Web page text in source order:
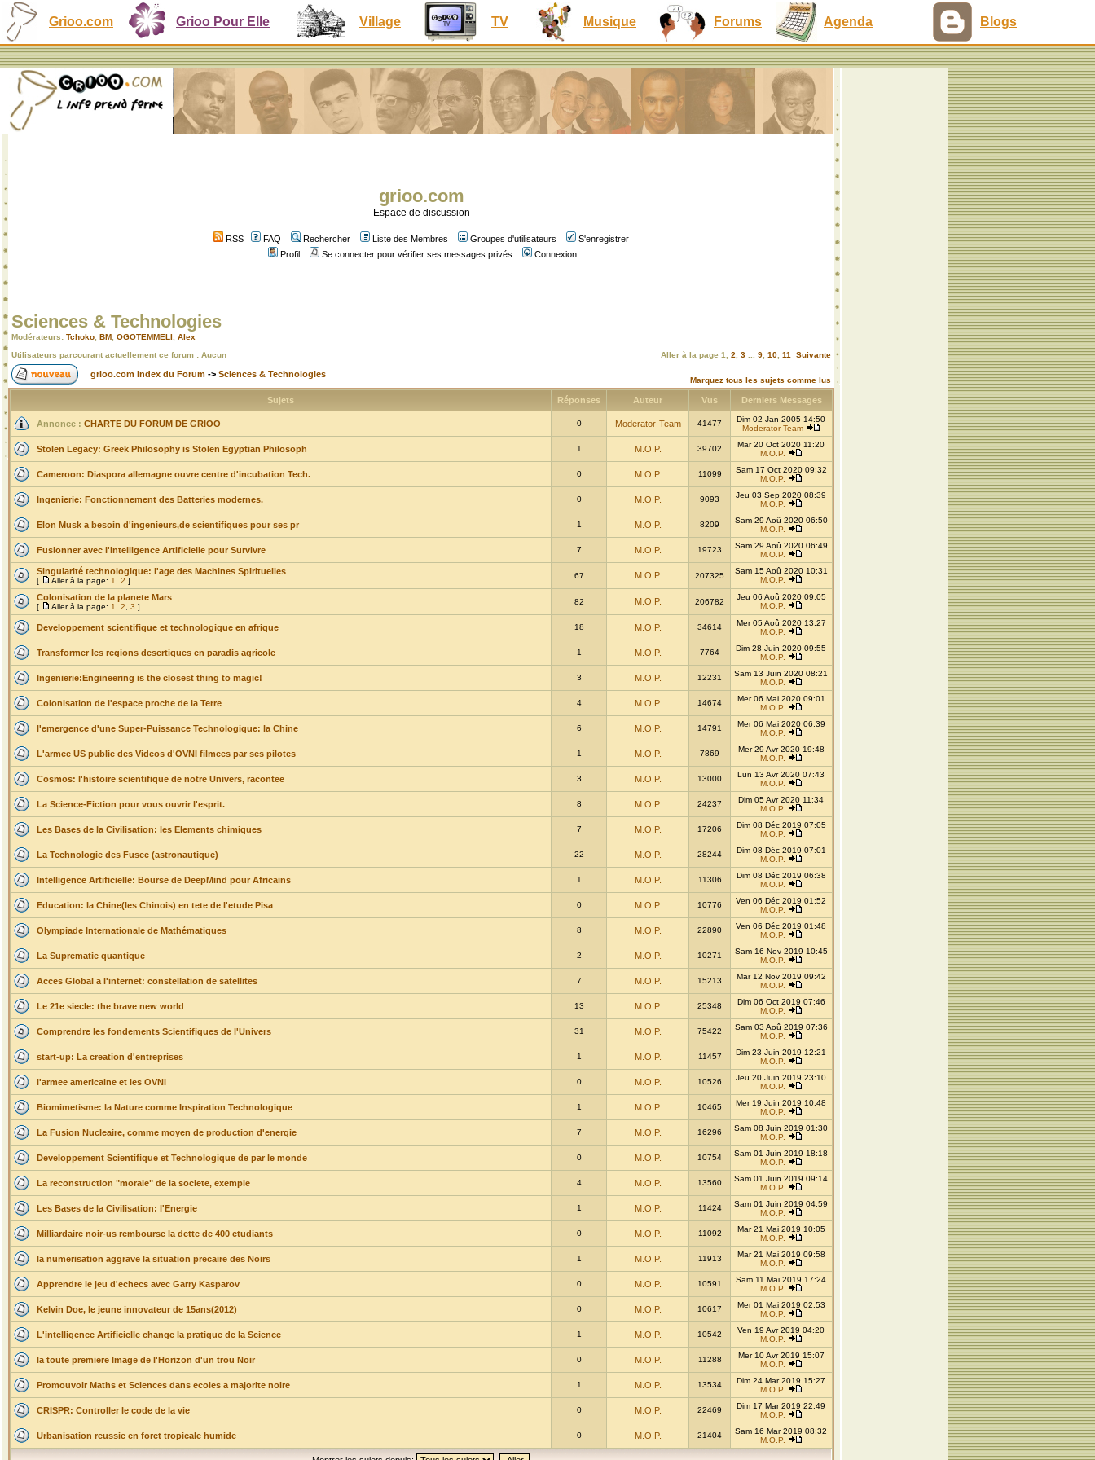
Grioo.com Grioo Pour Elle Village TV Musique Forums Agenda Blogs
grioo.com
Espace de discussion
RSS FAQ Rechercher Liste des Membres Groupes d'utilisateurs
S'enregistrer
Profil
Se connecter pour vérifier ses messages privés Connexion
Sciences & Technologies
Modérateurs: Tchoko BM OGOTEMMELI Alex
Utilisateurs parcourant actuellement ce forum : Aucun
Aller à la page 1 2 3 9 10 11 Suivante
grioo.com Index du Forum -> Sciences & Technologies
Marquez tous les sujets comme lus
Sujets Réponses Auteur Vus Derniers Messages
Annonce : CHARTE DU FORUM DE GRIOO 0 Moderator-Team 41477
Dim 02 Jan 2005 14:50
Moderator-Team
Stolen Legacy: Greek Philosophy is Stolen Egyptian Philosoph 1 M.O.P. 39702
Mar 20 Oct 2020 11:20
M.O.P.
Cameroon: Diaspora allemagne ouvre centre d'incubation Tech. 0 M.O.P. 11099
Sam 17 Oct 2020 09:32
M.O.P.
Ingenierie: Fonctionnement des Batteries modernes. 0 M.O.P. 9093
Jeu 03 Sep 2020 08:39
M.O.P.
Elon Musk a besoin d'ingenieurs,de scientifiques pour ses pr 1 M.O.P. 8209
Sam 29 Aoû 2020 06:50
M.O.P.
Fusionner avec l'Intelligence Artificielle pour Survivre 7 M.O.P. 19723
Sam 29 Aoû 2020 06:49
M.O.P.
Singularité technologique: l'age des Machines Spirituelles
[ Aller à la page: 1 2 ]
67 M.O.P. 207325
Sam 15 Aoû 2020 10:31
M.O.P.
Colonisation de la planete Mars
[ Aller à la page: 1 2 3 ]
82 M.O.P. 206782
Jeu 06 Aoû 2020 09:05
M.O.P.
Developpement scientifique et technologique en afrique 18 M.O.P. 34614
Mer 05 Aoû 2020 13:27
M.O.P.
Transformer les regions desertiques en paradis agricole 1 M.O.P. 7764
Dim 28 Juin 2020 09:55
M.O.P.
Ingenierie:Engineering is the closest thing to magic! 3 M.O.P. 12231
Sam 13 Juin 2020 08:21
M.O.P.
Colonisation de l'espace proche de la Terre 4 M.O.P. 14674
Mer 06 Mai 2020 09:01
M.O.P.
l'emergence d'une Super-Puissance Technologique: la Chine 6 M.O.P. 14791
Mer 06 Mai 2020 06:39
M.O.P.
L'armee US publie des Videos d'OVNI filmees par ses pilotes 1 M.O.P. 7869
Mer 29 Avr 2020 19:48
M.O.P.
Cosmos: l'histoire scientifique de notre Univers, racontee 3 M.O.P. 13000
Lun 13 Avr 2020 07:43
M.O.P.
La Science-Fiction pour vous ouvrir l'esprit. 8 M.O.P. 24237
Dim 05 Avr 2020 11:34
M.O.P.
Les Bases de la Civilisation: les Elements chimiques 7 M.O.P. 17206
Dim 08 Déc 2019 07:05
M.O.P.
La Technologie des Fusee (astronautique) 22 M.O.P. 28244
Dim 08 Déc 2019 07:01
M.O.P.
Intelligence Artificielle: Bourse de DeepMind pour Africains 1 M.O.P. 11306
Dim 08 Déc 2019 06:38
M.O.P.
Education: la Chine(les Chinois) en tete de l'etude Pisa 0 M.O.P. 10776
Ven 06 Déc 2019 01:52
M.O.P.
Olympiade Internationale de Mathématiques 8 M.O.P. 22890
Ven 06 Déc 2019 01:48
M.O.P.
La Suprematie quantique 2 M.O.P. 10271
Sam 16 Nov 2019 10:45
M.O.P.
Acces Global a l'internet: constellation de satellites 7 M.O.P. 15213
Mar 12 Nov 2019 09:42
M.O.P.
Le 21e siecle: the brave new world 13 M.O.P. 25348
Dim 06 Oct 2019 07:46
M.O.P.
Comprendre les fondements Scientifiques de l'Univers 31 M.O.P. 75422
Sam 03 Aoû 2019 07:36
M.O.P.
start-up: La creation d'entreprises 1 M.O.P. 11457
Dim 23 Juin 2019 12:21
M.O.P.
l'armee americaine et les OVNI 0 M.O.P. 10526
Jeu 20 Juin 2019 23:10
M.O.P.
Biomimetisme: la Nature comme Inspiration Technologique 1 M.O.P. 10465
Mer 19 Juin 2019 10:48
M.O.P.
La Fusion Nucleaire, comme moyen de production d'energie 7 M.O.P. 16296
Sam 08 Juin 2019 01:30
M.O.P.
Developpement Scientifique et Technologique de par le monde 0 M.O.P. 10754
Sam 01 Juin 2019 18:18
M.O.P.
La reconstruction "morale" de la societe, exemple 4 M.O.P. 13560
Sam 01 Juin 2019 09:14
M.O.P.
Les Bases de la Civilisation: l'Energie 1 M.O.P. 11424
Sam 01 Juin 2019 04:59
M.O.P.
Milliardaire noir-us rembourse la dette de 400 etudiants 0 M.O.P. 11092
Mar 21 Mai 2019 10:05
M.O.P.
la numerisation aggrave la situation precaire des Noirs 1 M.O.P. 11913
Mar 21 Mai 2019 09:58
M.O.P.
Apprendre le jeu d'echecs avec Garry Kasparov 0 M.O.P. 10591
Sam 11 Mai 2019 17:24
M.O.P.
Kelvin Doe, le jeune innovateur de 15ans(2012) 0 M.O.P. 10617
Mer 01 Mai 2019 02:53
M.O.P.
L'intelligence Artificielle change la pratique de la Science 1 M.O.P. 10542
Ven 19 Avr 2019 04:20
M.O.P.
la toute premiere Image de l'Horizon d'un trou Noir 0 M.O.P. 11288
Mer 10 Avr 2019 15:07
M.O.P.
Promouvoir Maths et Sciences dans ecoles a majorite noire 1 M.O.P. 13534
Dim 24 Mar 2019 15:27
M.O.P.
CRISPR: Controller le code de la vie 0 M.O.P. 22469
Dim 17 Mar 2019 22:49
M.O.P.
Urbanisation reussie en foret tropicale humide 0 M.O.P. 21404
Sam 16 Mar 2019 08:32
M.O.P.